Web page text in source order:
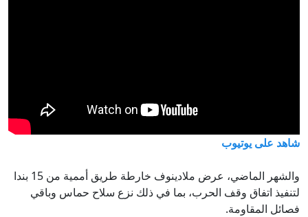
شاهد على يوتيوب
والشهر الماضي، عرض ملادينوف خارطة طريق أممية من 15 بندا
لتنفيذ اتفاق وقف الحرب، بما في ذلك نزع سلاح حماس وباقي
فصائل المقاومة.